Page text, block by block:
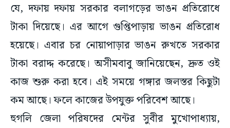
যে, দফায় দফায় সরকার বলাগড়ের ভাঙন প্রতিরোধে
টাকা দিয়েছে। এর আগে গুপ্তিপাড়ায় ভাঙন প্রতিরোধ
হয়েছে। এবার চর নোয়াপাড়ার ভাঙন রুখতে সরকার
টাকা বরাদ্দ করেছে। অসীমবাবু জানিয়েছেন, দ্রুত ওই
কাজ শুরু করা হবে। এই সময়ে গঙ্গার জলস্তর কিছুটা
কম আছে। ফলে কাজের উপযুক্ত পরিবেশ আছে।
হুগলি জেলা পরিষদের মেন্টর সুবীর মুখোপাধ্যায়,